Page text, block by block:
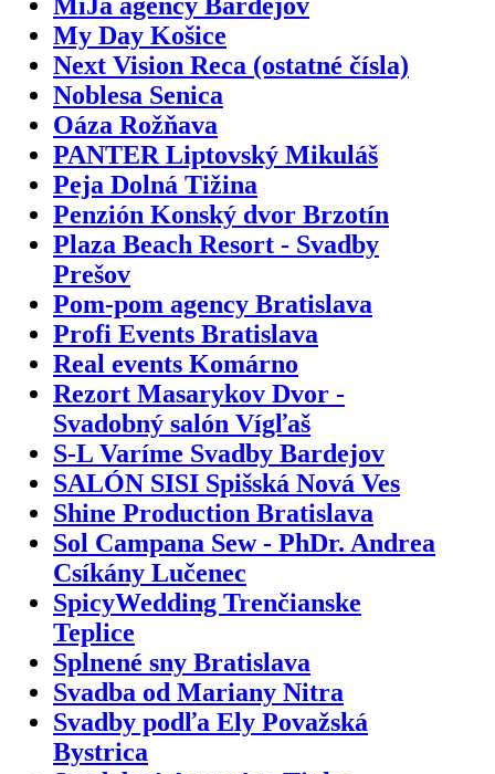
My Day Košice
Next Vision Reca (ostatné čísla)
Noblesa Senica
Oáza Rožňava
PANTER Liptovský Mikuláš
Peja Dolná Tižina
Penzión Konský dvor Brzotín
Plaza Beach Resort - Svadby
Prešov
Pom-pom agency Bratislava
Profi Events Bratislava
Real events Komárno
Rezort Masarykov Dvor -
Svadobný salón Vígľaš
S-L Varíme Svadby Bardejov
SALÓN SISI Spišská Nová Ves
Shine Production Bratislava
Sol Campana Sew - PhDr. Andrea
Csíkány Lučenec
SpicyWedding Trenčianske
Teplice
Splnené sny Bratislava
Svadba od Mariany Nitra
Svadby podľa Ely Považská
Bystrica